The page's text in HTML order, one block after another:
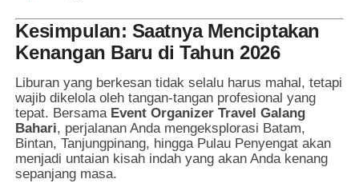
Kesimpulan: Saatnya Menciptakan
Kenangan Baru di Tahun 2026
Liburan yang berkesan tidak selalu harus mahal, tetapi
wajib dikelola oleh tangan-tangan profesional yang
tepat. Bersama Event Organizer Travel Galang
Bahari, perjalanan Anda mengeksplorasi Batam,
Bintan, Tanjungpinang, hingga Pulau Penyengat akan
menjadi untaian kisah indah yang akan Anda kenang
sepanjang masa.